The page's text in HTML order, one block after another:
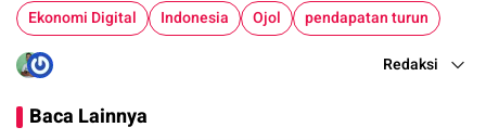
Ekonomi Digital Indonesia Ojol pendapatan turun
Redaksi
Baca Lainnya